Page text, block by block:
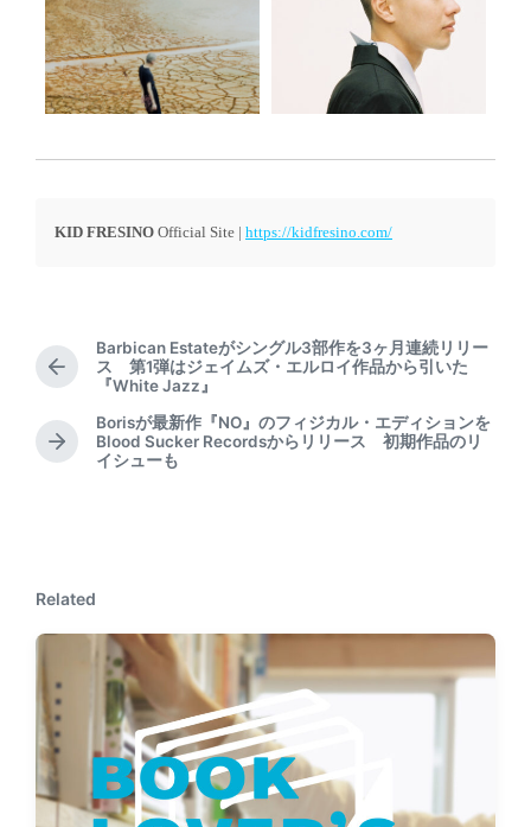
KID FRESINO Official Site | https://kidfresino.com/
P
e
v
o
t
Barbican Estateがシングル3部作を3ヶ月連続リリー
ス 第1弾はジェイムズ・エルロイ作品から引いた
『White Jazz』
N
s
:
Borisが最新作『NO』のフィジカル・エディションを
Blood Sucker Recordsからリリース 初期作品のリ
イシューも
Related